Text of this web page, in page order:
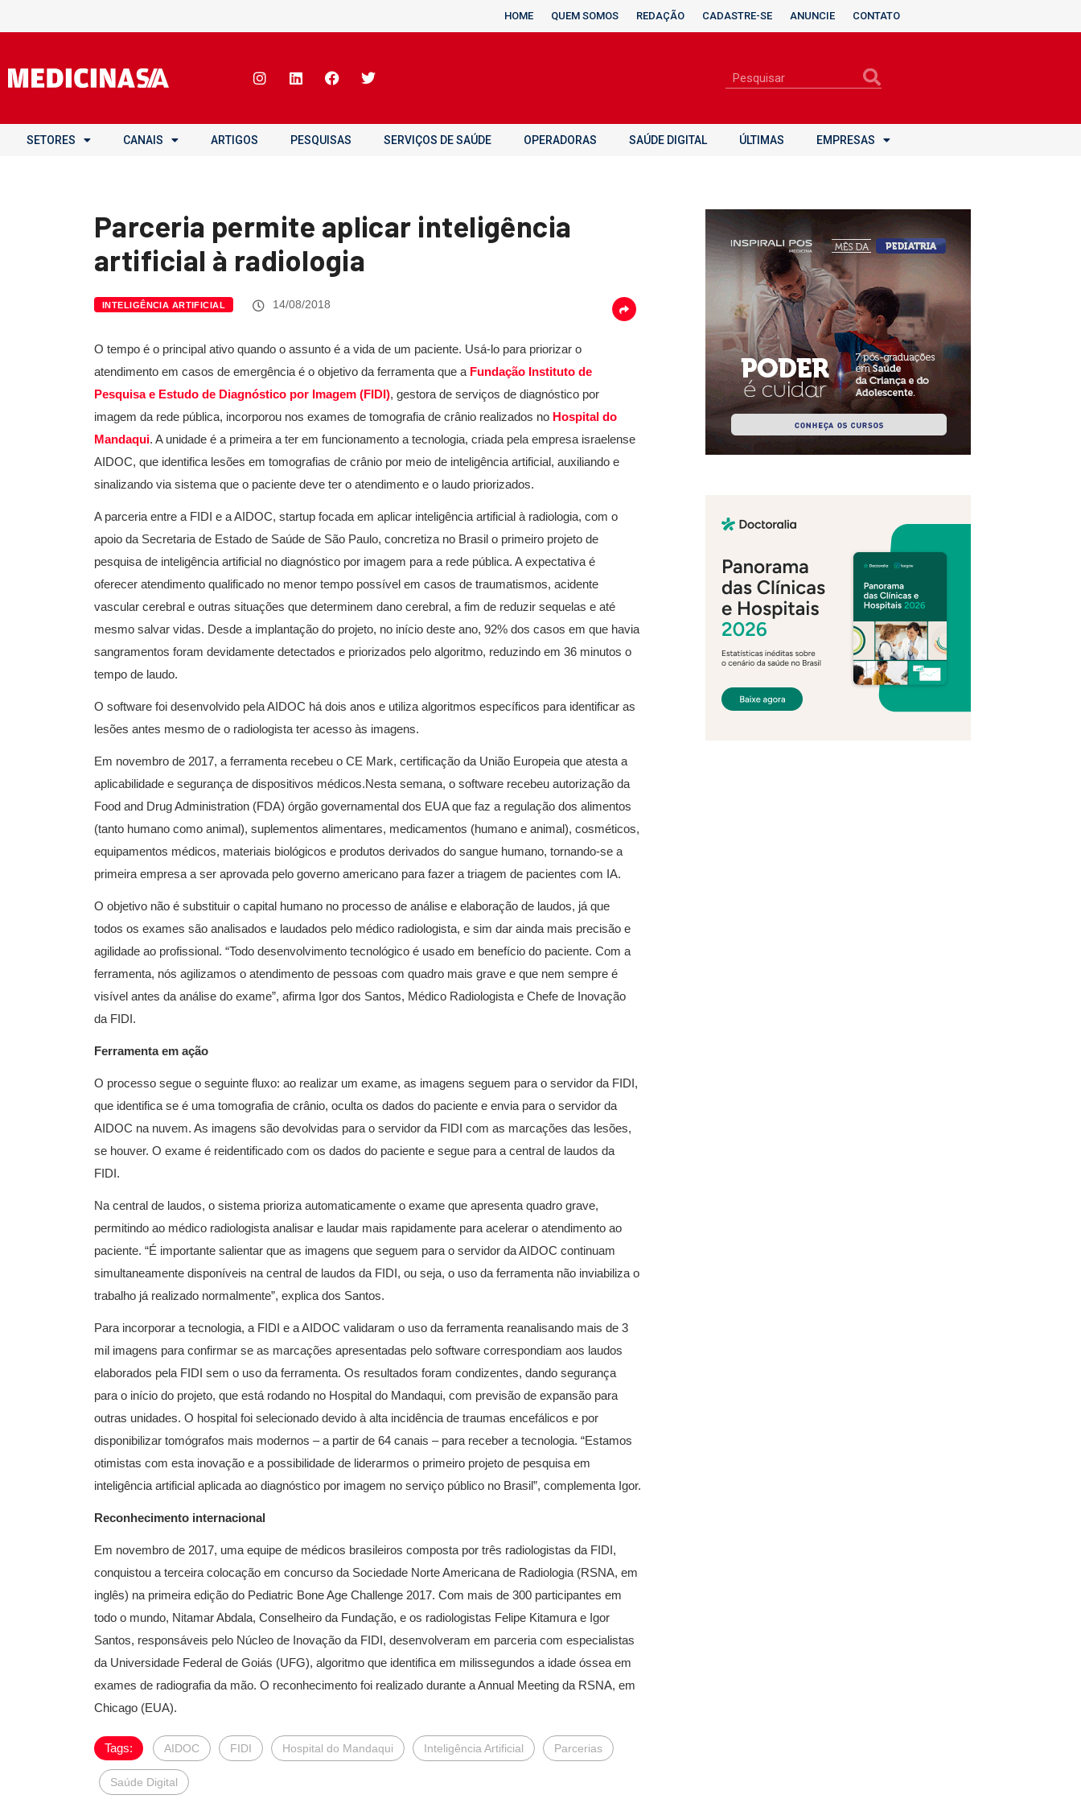
HOME QUEM SOMOS REDAÇÃO CADASTRE-SE ANUNCIE CONTATO
SETORES CANAIS ARTIGOS PESQUISAS SERVIÇOS DE SAÚDE OPERADORAS SAÚDE DIGITAL ÚLTIMAS EMPRESAS
Parceria permite aplicar inteligência
artificial à radiologia
INTELIGÊNCIA ARTIFICIAL 14/08/2018
O tempo é o principal ativo quando o assunto é a vida de um paciente. Usá-lo para priorizar o
atendimento em casos de emergência é o objetivo da ferramenta que a Fundação Instituto de
Pesquisa e Estudo de Diagnóstico por Imagem (FIDI), gestora de serviços de diagnóstico por
imagem da rede pública, incorporou nos exames de tomografia de crânio realizados no Hospital do
Mandaqui. A unidade é a primeira a ter em funcionamento a tecnologia, criada pela empresa israelense
AIDOC, que identifica lesões em tomografias de crânio por meio de inteligência artificial, auxiliando e
sinalizando via sistema que o paciente deve ter o atendimento e o laudo priorizados.
A parceria entre a FIDI e a AIDOC, startup focada em aplicar inteligência artificial à radiologia, com o
apoio da Secretaria de Estado de Saúde de São Paulo, concretiza no Brasil o primeiro projeto de
pesquisa de inteligência artificial no diagnóstico por imagem para a rede pública. A expectativa é
oferecer atendimento qualificado no menor tempo possível em casos de traumatismos, acidente
vascular cerebral e outras situações que determinem dano cerebral, a fim de reduzir sequelas e até
mesmo salvar vidas. Desde a implantação do projeto, no início deste ano, 92% dos casos em que havia
sangramentos foram devidamente detectados e priorizados pelo algoritmo, reduzindo em 36 minutos o
tempo de laudo.
O software foi desenvolvido pela AIDOC há dois anos e utiliza algoritmos específicos para identificar as
lesões antes mesmo de o radiologista ter acesso às imagens.
Em novembro de 2017, a ferramenta recebeu o CE Mark, certificação da União Europeia que atesta a
aplicabilidade e segurança de dispositivos médicos.Nesta semana, o software recebeu autorização da
Food and Drug Administration (FDA) órgão governamental dos EUA que faz a regulação dos alimentos
(tanto humano como animal), suplementos alimentares, medicamentos (humano e animal), cosméticos,
equipamentos médicos, materiais biológicos e produtos derivados do sangue humano, tornando-se a
primeira empresa a ser aprovada pelo governo americano para fazer a triagem de pacientes com IA.
O objetivo não é substituir o capital humano no processo de análise e elaboração de laudos, já que
todos os exames são analisados e laudados pelo médico radiologista, e sim dar ainda mais precisão e
agilidade ao profissional. “Todo desenvolvimento tecnológico é usado em benefício do paciente. Com a
ferramenta, nós agilizamos o atendimento de pessoas com quadro mais grave e que nem sempre é
visível antes da análise do exame”, afirma Igor dos Santos, Médico Radiologista e Chefe de Inovação
da FIDI.
Ferramenta em ação
O processo segue o seguinte fluxo: ao realizar um exame, as imagens seguem para o servidor da FIDI,
que identifica se é uma tomografia de crânio, oculta os dados do paciente e envia para o servidor da
AIDOC na nuvem. As imagens são devolvidas para o servidor da FIDI com as marcações das lesões,
se houver. O exame é reidentificado com os dados do paciente e segue para a central de laudos da
FIDI.
Na central de laudos, o sistema prioriza automaticamente o exame que apresenta quadro grave,
permitindo ao médico radiologista analisar e laudar mais rapidamente para acelerar o atendimento ao
paciente. “É importante salientar que as imagens que seguem para o servidor da AIDOC continuam
simultaneamente disponíveis na central de laudos da FIDI, ou seja, o uso da ferramenta não inviabiliza o
trabalho já realizado normalmente”, explica dos Santos.
Para incorporar a tecnologia, a FIDI e a AIDOC validaram o uso da ferramenta reanalisando mais de 3
mil imagens para confirmar se as marcações apresentadas pelo software correspondiam aos laudos
elaborados pela FIDI sem o uso da ferramenta. Os resultados foram condizentes, dando segurança
para o início do projeto, que está rodando no Hospital do Mandaqui, com previsão de expansão para
outras unidades. O hospital foi selecionado devido à alta incidência de traumas encefálicos e por
disponibilizar tomógrafos mais modernos – a partir de 64 canais – para receber a tecnologia. “Estamos
otimistas com esta inovação e a possibilidade de liderarmos o primeiro projeto de pesquisa em
inteligência artificial aplicada ao diagnóstico por imagem no serviço público no Brasil”, complementa Igor.
Reconhecimento internacional
Em novembro de 2017, uma equipe de médicos brasileiros composta por três radiologistas da FIDI,
conquistou a terceira colocação em concurso da Sociedade Norte Americana de Radiologia (RSNA, em
inglês) na primeira edição do Pediatric Bone Age Challenge 2017. Com mais de 300 participantes em
todo o mundo, Nitamar Abdala, Conselheiro da Fundação, e os radiologistas Felipe Kitamura e Igor
Santos, responsáveis pelo Núcleo de Inovação da FIDI, desenvolveram em parceria com especialistas
da Universidade Federal de Goiás (UFG), algoritmo que identifica em milissegundos a idade óssea em
exames de radiografia da mão. O reconhecimento foi realizado durante a Annual Meeting da RSNA, em
Chicago (EUA).
Tags: AIDOC FIDI Hospital do Mandaqui Inteligência Artificial Parcerias
Saúde Digital